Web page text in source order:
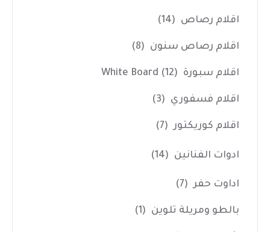
اقلام رصاص (14)
اقلام رصاص سنون (8)
اقلام سبورة White Board (12)
اقلام فسفوري (3)
اقلام كوريكتور (7)
ادوات الفنانين (14)
اداوت حفر (7)
بالطو ومريلة تلوين (1)